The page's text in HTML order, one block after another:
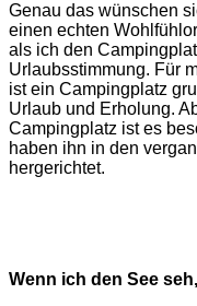
Genau das wünschen
einen echten
als ich den
Urlaubsstimmung. Für
ist ein Campingplatz
Urlaub und Erholung.
Campingplatz ist es
haben ihn in den
hergerichtet.
Wenn ich den See